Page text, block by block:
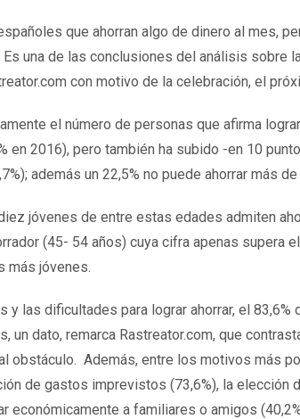
que ahorran algo de dinero al mes,
una de las conclusiones del análisis sobre
con motivo de la celebración, el
el número de personas que afirma
en 2016), pero también ha subido -en 10
además un 22,5% no puede ahorrar más
jóvenes de entre estas edades admiten
(45- 54 años) cuya cifra apenas supera
más jóvenes.
y las dificultades para lograr ahorrar, el
un dato, remarca Rastreator.com, que
obstáculo. Además, entre los motivos más
de gastos imprevistos (73,6%), la elección
económicamente a familiares o amigos